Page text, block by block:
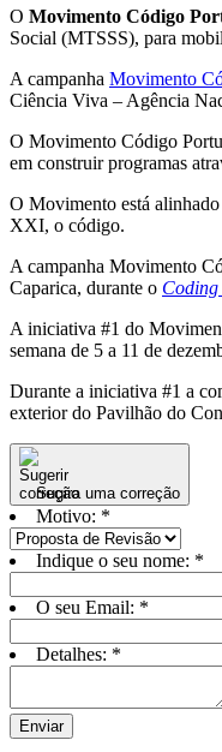
O Movimento Código
Social (MTSSS), para
A campanha Movimento
Ciência Viva – Agência
O Movimento Código
em construir programas
O Movimento está alinhado
XXI, o código.
A campanha Movimento
Caparica, durante o Coding
A iniciativa #1 do
semana de 5 a 11 de
Durante a iniciativa #1 a
exterior do Pavilhão do
Sugira uma correção
Motivo: *
Indique o seu nome: *
O seu Email: *
Detalhes: *
Enviar